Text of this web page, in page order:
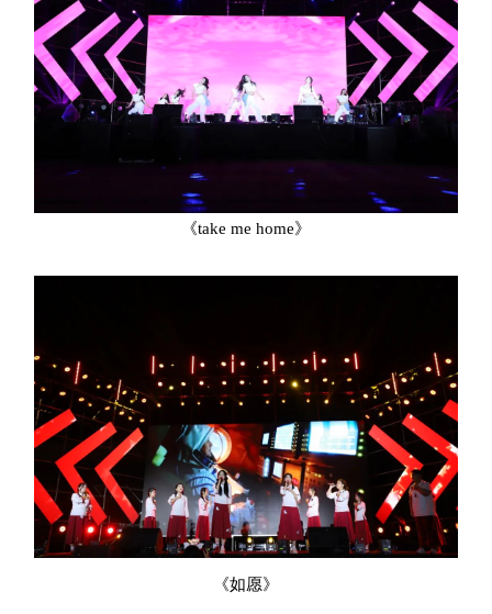
《take me home》
《如愿》